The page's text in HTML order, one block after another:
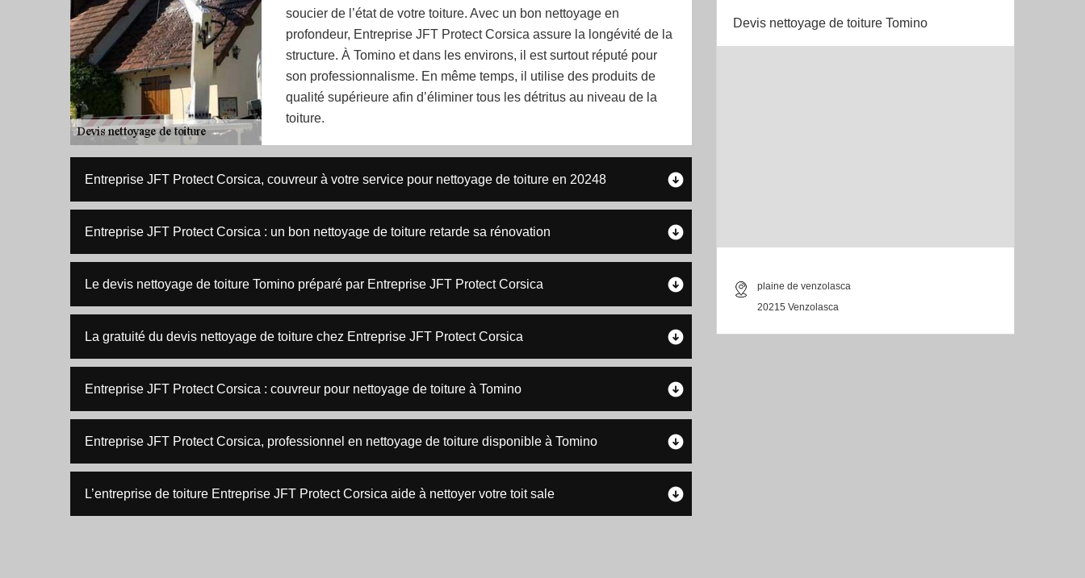
soucier de l’état de votre toiture. Avec un bon nettoyage en
profondeur, Entreprise JFT Protect Corsica assure la longévité de la
structure. À Tomino et dans les environs, il est surtout réputé pour
son professionnalisme. En même temps, il utilise des produits de
qualité supérieure afin d’éliminer tous les détritus au niveau de la
toiture.
Entreprise JFT Protect Corsica, couvreur à votre service pour nettoyage de toiture en 20248
Entreprise JFT Protect Corsica : un bon nettoyage de toiture retarde sa rénovation
Le devis nettoyage de toiture Tomino préparé par Entreprise JFT Protect Corsica
La gratuité du devis nettoyage de toiture chez Entreprise JFT Protect Corsica
Entreprise JFT Protect Corsica : couvreur pour nettoyage de toiture à Tomino
Entreprise JFT Protect Corsica, professionnel en nettoyage de toiture disponible à Tomino
L’entreprise de toiture Entreprise JFT Protect Corsica aide à nettoyer votre toit sale
Devis nettoyage de toiture Tomino
plaine de venzolasca
20215 Venzolasca